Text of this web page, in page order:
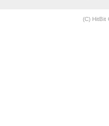
(C) HitBit